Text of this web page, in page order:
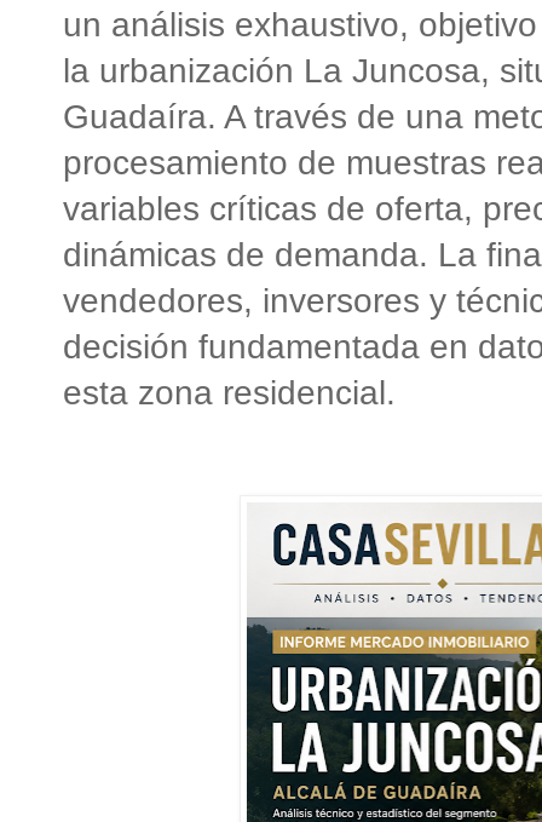
un análisis exhaustivo,
la urbanización La Juncosa,
Guadaíra. A través de una
procesamiento de muestras
variables críticas de oferta,
dinámicas de demanda. La
vendedores, inversores y
decisión fundamentada en
esta zona residencial.